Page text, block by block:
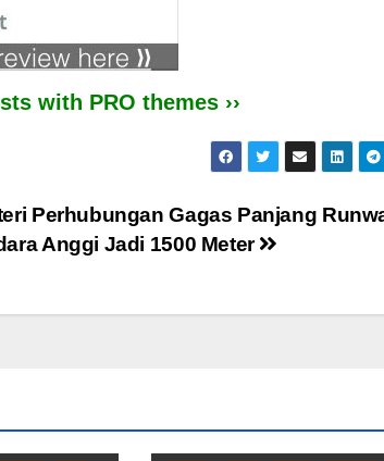
with PRO themes ››
Perhubungan Gagas Panjang
Anggi Jadi 1500 Meter